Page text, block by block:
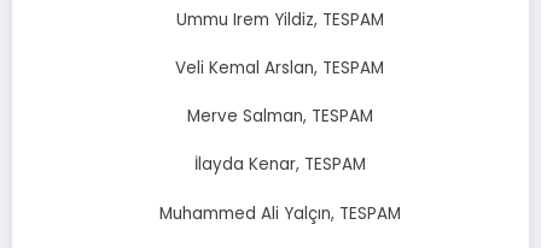
Ummu Irem Yildiz, TESPAM
Veli Kemal Arslan, TESPAM
Merve Salman, TESPAM
İlayda Kenar, TESPAM
Muhammed Ali Yalçın, TESPAM